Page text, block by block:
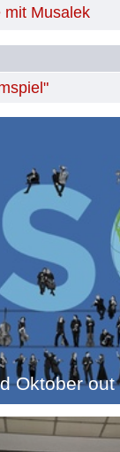
mit Musalek
Oktober out